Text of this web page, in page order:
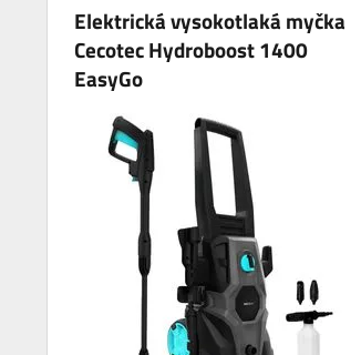
Elektrická vysokotlaká myčka
Cecotec Hydroboost 1400
EasyGo